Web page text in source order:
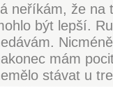
neříkám, že na
být lepší.
mám
stávat u